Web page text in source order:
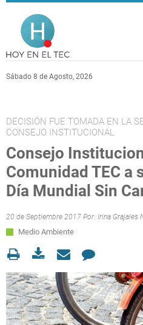
Pasar al contenido principal
Sábado 8 de Agosto, 2026
DECISIÓN FUE TOMADA EN LA
CONSEJO INSTITUCIONAL
Consejo
Comunidad TEC a
Día Mundial Sin
20 de Septiembre 2017 Por: Irina Grajales
Medio Ambiente